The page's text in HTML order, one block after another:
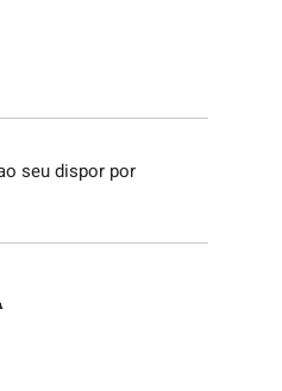
seu dispor por